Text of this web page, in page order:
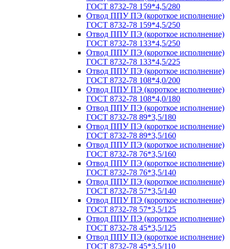
ГОСТ 8732-78 159*4,5/280
Отвод ППУ ПЭ (короткое исполнение)
ГОСТ 8732-78 159*4,5/250
Отвод ППУ ПЭ (короткое исполнение)
ГОСТ 8732-78 133*4,5/250
Отвод ППУ ПЭ (короткое исполнение)
ГОСТ 8732-78 133*4,5/225
Отвод ППУ ПЭ (короткое исполнение)
ГОСТ 8732-78 108*4,0/200
Отвод ППУ ПЭ (короткое исполнение)
ГОСТ 8732-78 108*4,0/180
Отвод ППУ ПЭ (короткое исполнение)
ГОСТ 8732-78 89*3,5/180
Отвод ППУ ПЭ (короткое исполнение)
ГОСТ 8732-78 89*3,5/160
Отвод ППУ ПЭ (короткое исполнение)
ГОСТ 8732-78 76*3,5/160
Отвод ППУ ПЭ (короткое исполнение)
ГОСТ 8732-78 76*3,5/140
Отвод ППУ ПЭ (короткое исполнение)
ГОСТ 8732-78 57*3,5/140
Отвод ППУ ПЭ (короткое исполнение)
ГОСТ 8732-78 57*3,5/125
Отвод ППУ ПЭ (короткое исполнение)
ГОСТ 8732-78 45*3,5/125
Отвод ППУ ПЭ (короткое исполнение)
ГОСТ 8732-78 45*3,5/110